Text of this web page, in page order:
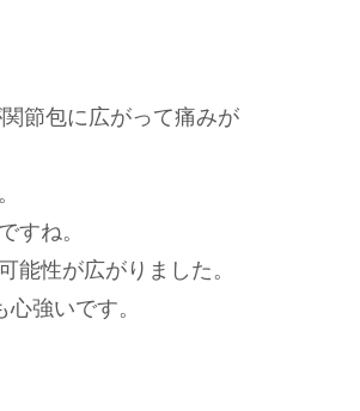
節包に広がって痛みが
ね。
性が広がりました。
強いです。